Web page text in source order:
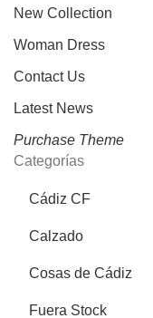
New Collection
Woman Dress
Contact Us
Latest News
Purchase Theme
Categorías
Cádiz CF
Calzado
Cosas de Cádiz
Fuera Stock